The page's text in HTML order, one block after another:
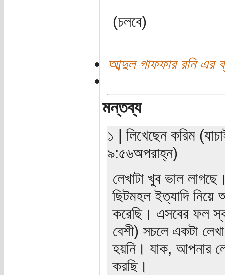
(চলবে)
আব্দুল গাফফার রনি এর
মন্তব্য
১ | লিখেছেন করিম
৯:৫৬অপরাহ্ন)
লেখাটা খুব ভাল
ছিটমহল ইত্যাদি নিয়ে
করেছি। এসবের ফল
বেশী) সচলে একটা
হয়নি। যাক, আপনার
করছি।